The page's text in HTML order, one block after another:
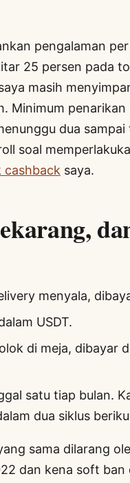
pengalaman
25 persen pada
masih
Minimum penarikan
dua sampai
soal
cashback saya.
menyala,
USDT.
di meja, dibayar
satu tiap bulan.
dua siklus
sama dilarang
dan kena soft ban